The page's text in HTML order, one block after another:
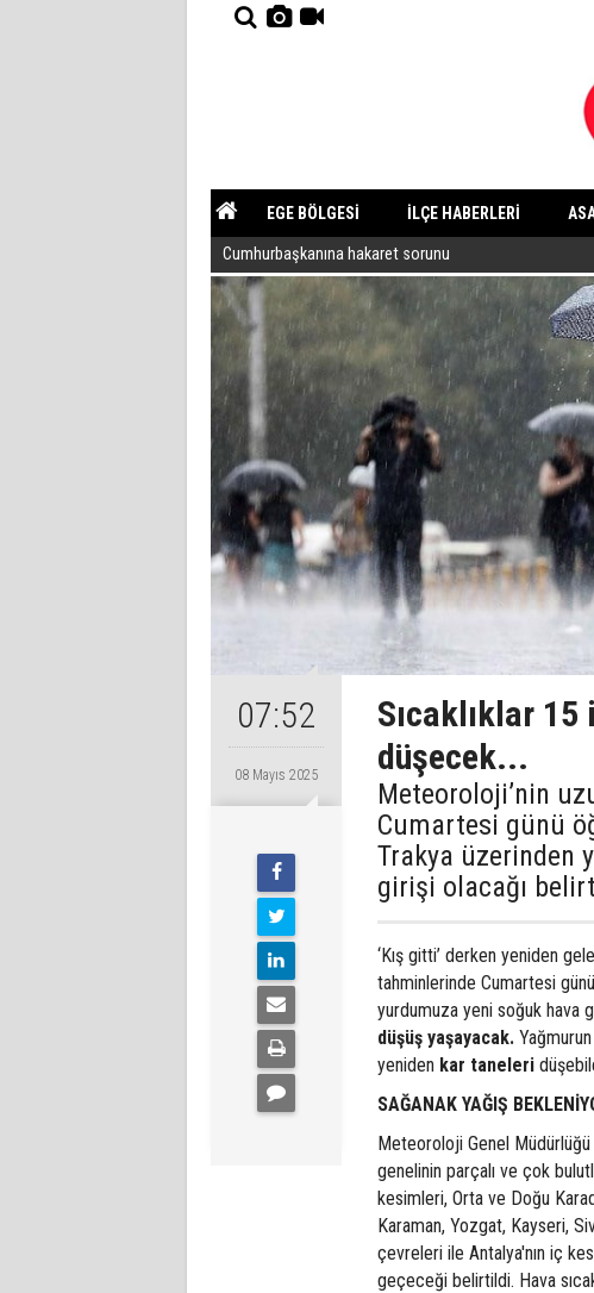
EGE BÖLGESİ İLÇE HABERLERİ
YAZARLAR GÜNDEM
Cumhurbaşkanına hakaret sorunu
07:52
08 Mayıs 2025
Sıcaklıklar
düşecek...
Meteoroloji’nin
Cumartesi günü
Trakya üzerinden
girişi olacağı
‘Kış gitti’ derken yeniden
tahminlerinde Cumartesi
yurdumuza yeni soğuk hava
düşüş yaşayacak.
yeniden kar taneleri
SAĞANAK YAĞIŞ
Meteoroloji Genel Müdürlüğü
genelinin parçalı ve çok
kesimleri, Orta ve Doğu
Karaman, Yozgat, Kayseri,
çevreleri ile Antalya'nın iç
geçeceği belirtildi. Hava